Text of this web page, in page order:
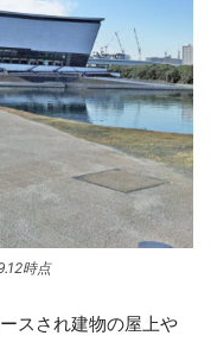
時点
スされ建物の屋上や